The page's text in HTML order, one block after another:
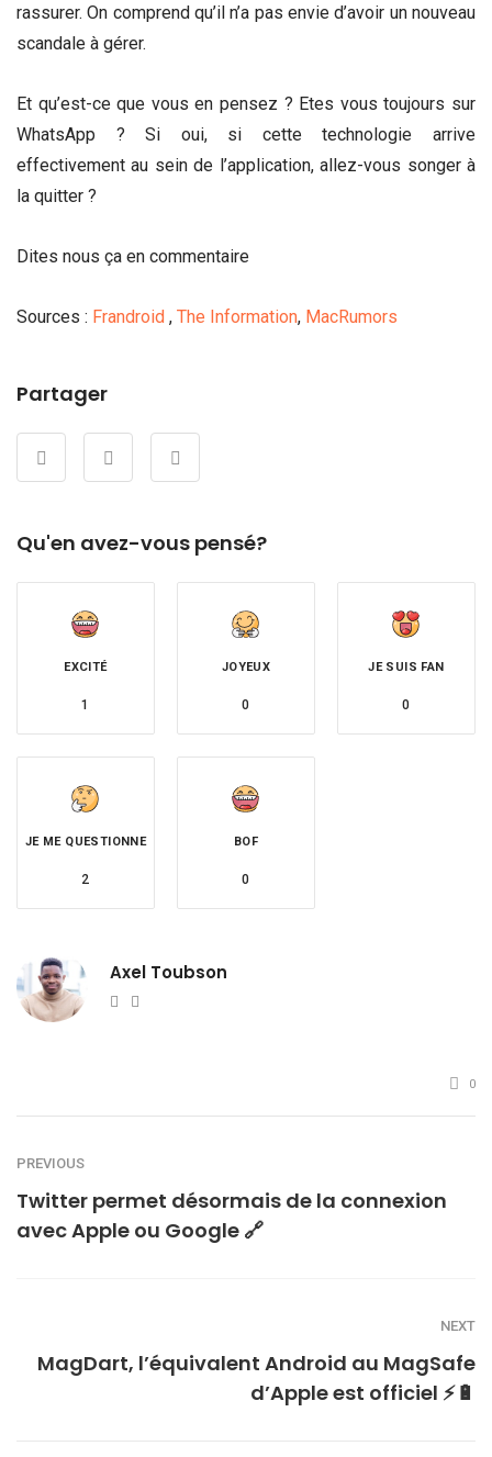
rassurer. On comprend qu’il n’a pas envie d’avoir un nouveau
scandale à gérer.
Et qu’est-ce que vous en pensez ? Etes vous toujours sur
WhatsApp ? Si oui, si cette technologie arrive
effectivement au sein de l’application, allez-vous songer à
la quitter ?
Dites nous ça en commentaire
Sources : Frandroid , The Information, MacRumors
Partager
Qu'en avez-vous pensé?
EXCITÉ
1
JOYEUX
0
JE SUIS FAN
0
JE ME QUESTIONNE
2
BOF
0
Axel Toubson
Website
0
PREVIOUS
Twitter permet désormais de la connexion
avec Apple ou Google 🔗
NEXT
MagDart, l’équivalent Android au MagSafe
d’Apple est officiel ⚡🔋